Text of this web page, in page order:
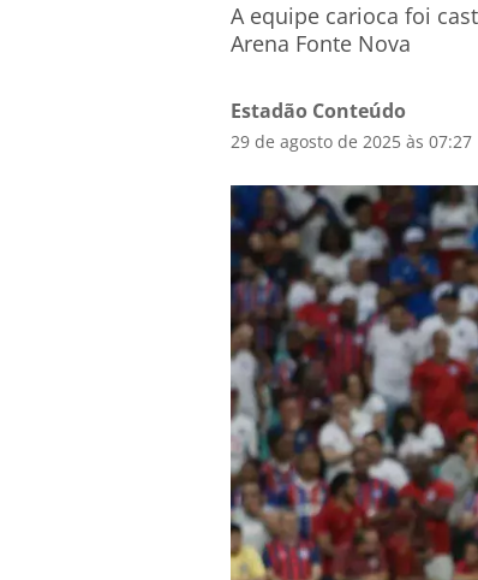
A equipe carioca foi
Arena Fonte Nova
Estadão Conteúdo
29 de agosto de 2025 às 07:27